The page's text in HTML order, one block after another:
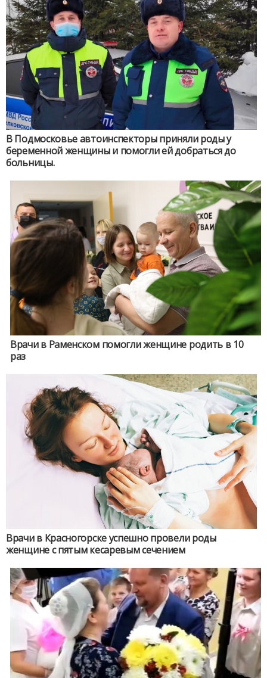
В Подмосковье автоинспекторы приняли роды у
беременной женщины и помогли ей добраться до
больницы.
Врачи в Раменском помогли женщине родить в 10
раз
Врачи в Красногорске успешно провели роды
женщине с пятым кесаревым сечением